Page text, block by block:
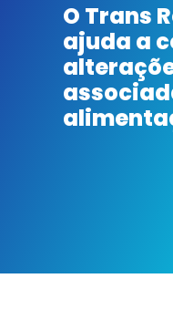
O Trans
ajuda a